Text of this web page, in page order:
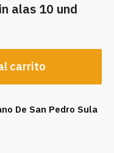
alas 10 und
carrito
De San Pedro Sula